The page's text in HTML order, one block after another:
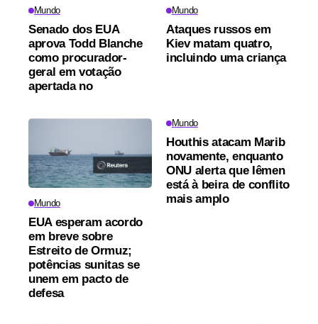
Mundo
Senado dos EUA
aprova Todd Blanche
como procurador-
geral em votação
apertada no
Mundo
Ataques russos em
Kiev matam quatro,
incluindo uma criança
Mundo
EUA esperam acordo
em breve sobre
Estreito de Ormuz;
potências sunitas se
unem em pacto de
defesa
Mundo
Houthis atacam Marib
novamente, enquanto
ONU alerta que Iêmen
está à beira de conflito
mais amplo